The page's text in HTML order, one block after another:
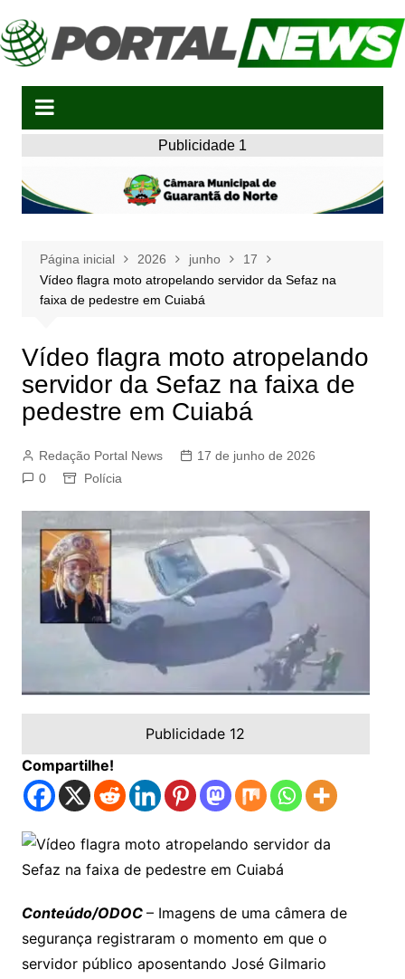
para
o
Publicidade 1
Página inicial 2026 junho
17
Vídeo flagra moto atropelando servidor da Sefaz na
faixa de pedestre em Cuiabá
Vídeo flagra moto atropelando
servidor da Sefaz na faixa de
pedestre em Cuiabá
Redação Portal News
17 de junho de 2026
0
Polícia
Publicidade 12
Compartilhe!
Conteúdo/ODOC – Imagens de uma câmera de
segurança registraram o momento em que o
servidor público aposentando José Gilmario